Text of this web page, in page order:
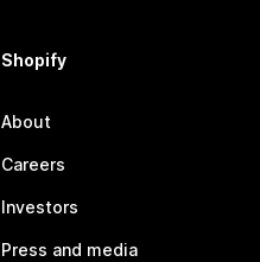
Shopify
About
Careers
Investors
Press and media